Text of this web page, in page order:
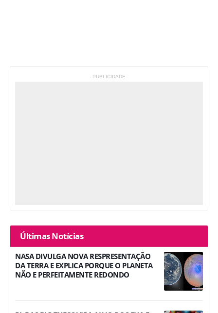
- PUBLICIDADE -
Últimas Notícias
NASA DIVULGA NOVA RESPRESENTAÇÃO
DA TERRA E EXPLICA PORQUE O PLANETA
NÃO E PERFEITAMENTE REDONDO